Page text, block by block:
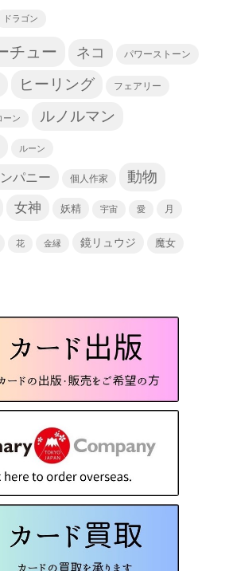
ドラゴン
チュー ネコ パワーストーン
ヒーリング フェアリー
ーン ルノルマン
ルーン
パニー 個人作家 動物
女神 妖精 宇宙 愛 月
花 金縁 鏡リュウジ 魔女